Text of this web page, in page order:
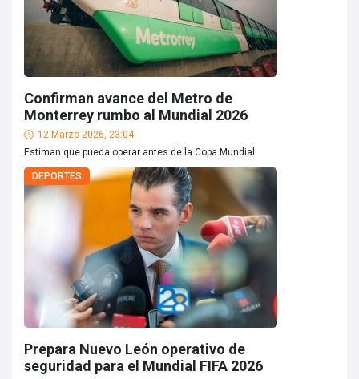
Confirman avance del Metro de
Monterrey rumbo al Mundial 2026
12 Marzo 2026, 23:04
Estiman que pueda operar antes de la Copa Mundial
DEPORTES
Prepara Nuevo León operativo de
seguridad para el Mundial FIFA 2026